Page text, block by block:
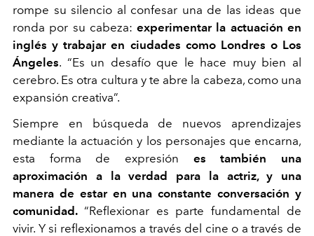
rompe su silencio al confesar una de las ideas que
ronda por su cabeza:experimentar la actuación en
inglés y trabajar en ciudades como Londres o Los
Ángeles. “Es un desafío que le hace muy bien al
cerebro. Es otra cultura y te abre la cabeza, como una
expansión creativa”.
Siempre en búsqueda de nuevos aprendizajes
mediante la actuación y los personajes que encarna,
esta forma de expresión es también una
aproximación a la verdad para la actriz, y una
manera de estar en una constante conversación y
comunidad. “Reflexionar es parte fundamental de
vivir. Y si reflexionamos a través del cine o a través de